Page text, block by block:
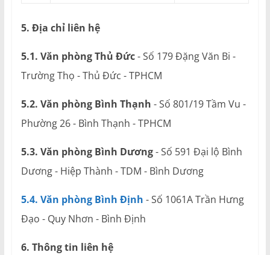
5. Địa chỉ liên hệ
5.1. Văn phòng Thủ Đức- Số 179 Đặng Văn Bi -
Trường Thọ - Thủ Đức - TPHCM
5.2. Văn phòng Bình Thạnh - Số 801/19 Tầm Vu -
Phường 26 - Bình Thạnh - TPHCM
5.3. Văn phòng Bình Dương- Số 591 Đại lộ Bình
Dương - Hiệp Thành - TDM - Bình Dương
5.4. Văn phòng Bình Định - Số 1061A Trần Hưng
Đạo - Quy Nhơn - Bình Định
6. Thông tin liên hệ